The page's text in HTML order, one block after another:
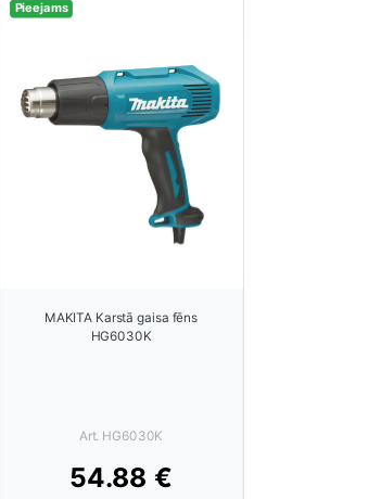
Pieejams
MAKITA Karstā gaisa fēns
HG6030K
Art. HG6030K
54.88 €